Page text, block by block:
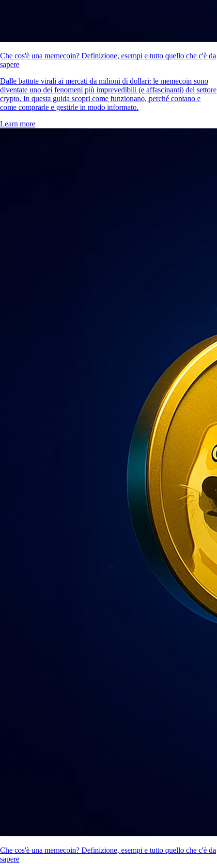
Che cos'è una memecoin? Definizione, esempi e tutto quello che c'è da
sapere
Dalle battute virali ai mercati da milioni di dollari: le memecoin sono
diventate uno dei fenomeni più imprevedibili (e affascinanti) del settore
crypto. In questa guida scopri come funzionano, perché contano e
come comprarle e gestirle in modo informato.
Learn more
Che cos'è una memecoin? Definizione, esempi e tutto quello che c'è da
sapere